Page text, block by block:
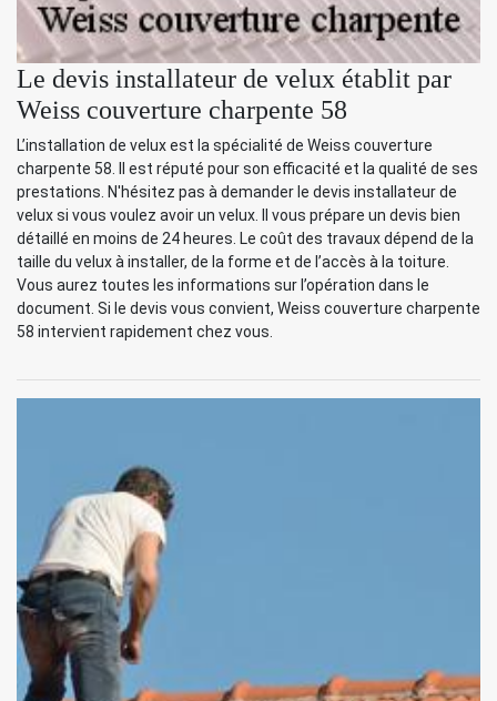
Le devis installateur de velux établit par
Weiss couverture charpente 58
L’installation de velux est la spécialité de Weiss couverture
charpente 58. Il est réputé pour son efficacité et la qualité de ses
prestations. N'hésitez pas à demander le devis installateur de
velux si vous voulez avoir un velux. Il vous prépare un devis bien
détaillé en moins de 24 heures. Le coût des travaux dépend de la
taille du velux à installer, de la forme et de l’accès à la toiture.
Vous aurez toutes les informations sur l’opération dans le
document. Si le devis vous convient, Weiss couverture charpente
58 intervient rapidement chez vous.